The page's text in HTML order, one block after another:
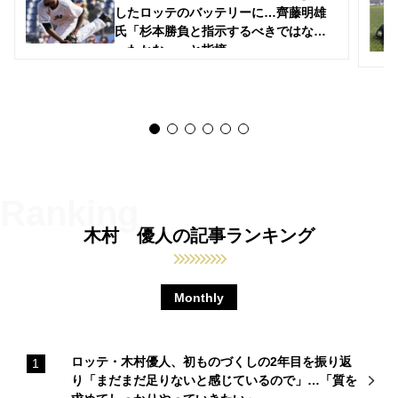
したロッテのバッテリーに…齊藤明雄
氏「杉本勝負と指示するべきではなか
ったかな…」と指摘
木村 優人の記事ランキング
Monthly
ロッテ・木村優人、初ものづくしの2年目を振り返
り「まだまだ足りないと感じているので」…「質を